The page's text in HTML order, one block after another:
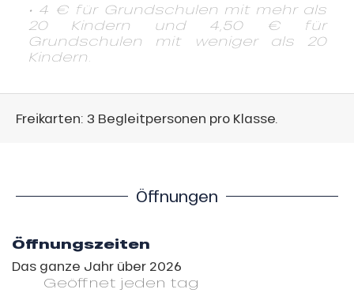
• 4 € für Grundschulen mit mehr als
20 Kindern und 4,50 € für
Grundschulen mit weniger als 20
Kindern.
Freikarten: 3 Begleitpersonen pro Klasse.
Öffnungen
Öffnungszeiten
Das ganze Jahr über 2026
Geöffnet jeden tag